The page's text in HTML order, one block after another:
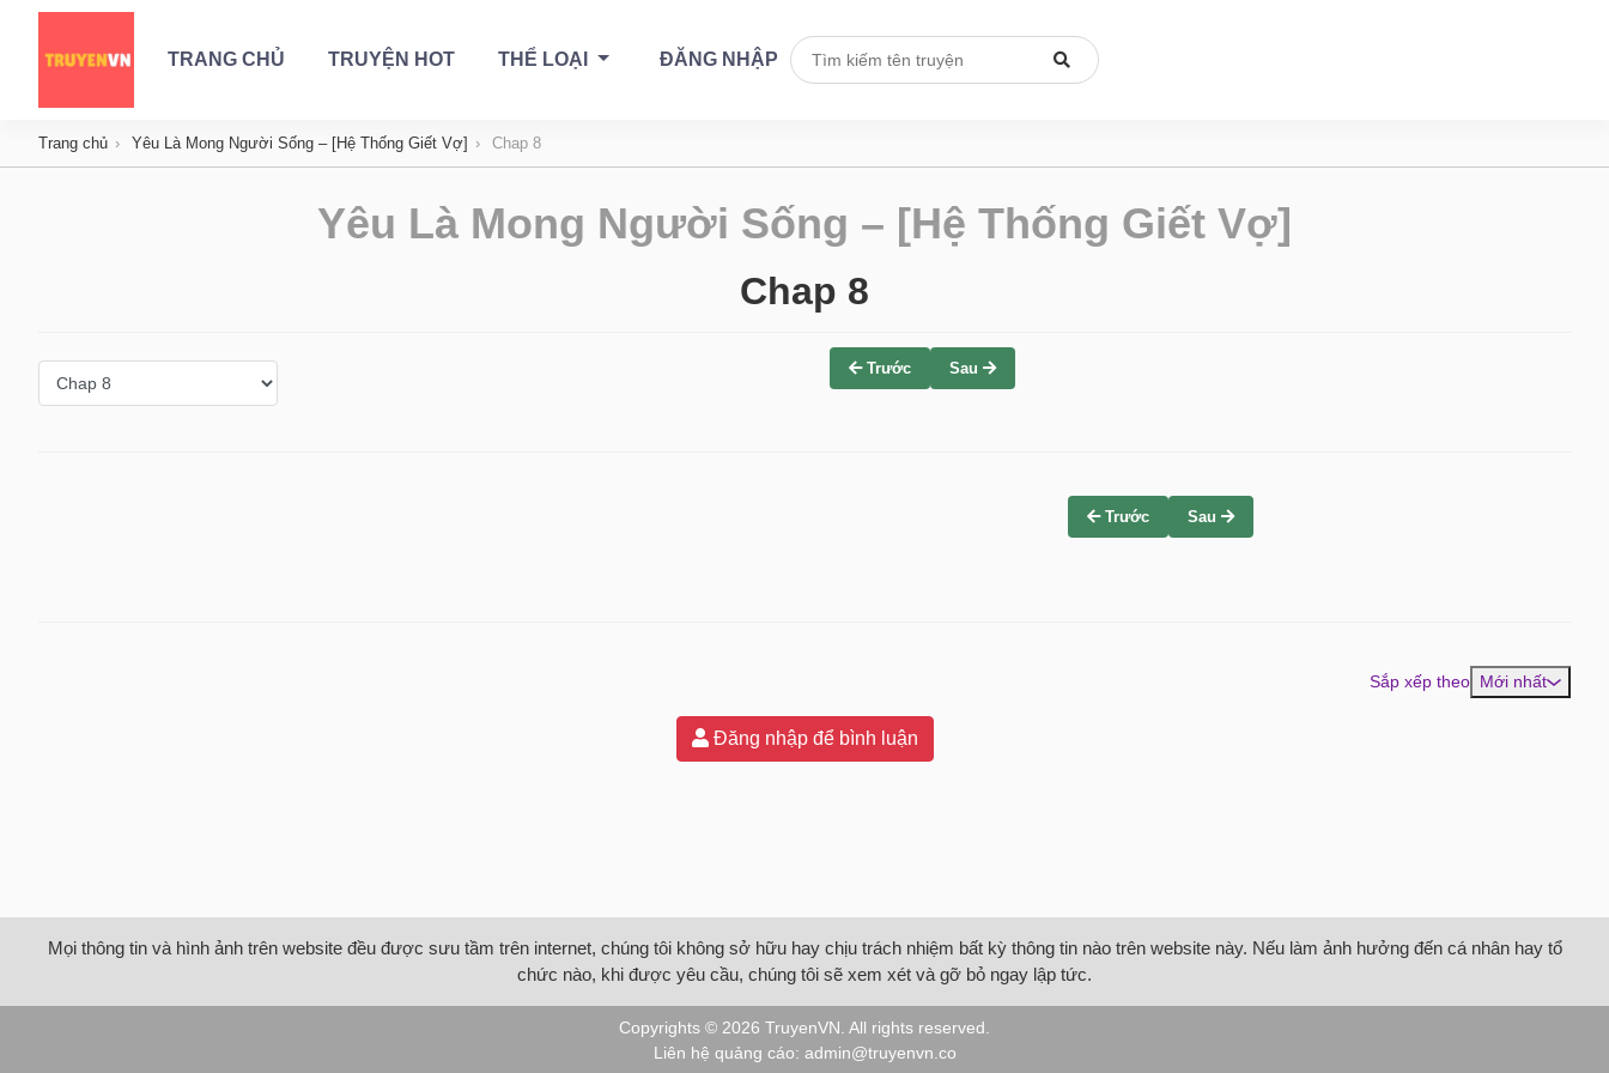
TRANG CHỦ TRUYỆN HOT THỂ LOẠI ĐĂNG NHẬP
Trang chủ Yêu Là Mong Người Sống – [Hệ Thống Giết Vợ] Chap 8
Yêu Là Mong Người Sống – [Hệ Thống Giết Vợ]
Chap 8
Trước Sau
Trước Sau
Sắp xếp theo Mới nhất
Đăng nhập để bình luận
Mọi thông tin và hình ảnh trên website đều được sưu tầm trên internet, chúng tôi không sở hữu hay chịu trách nhiệm bất kỳ thông tin nào trên website này. Nếu làm ảnh hưởng đến cá nhân hay tổ
chức nào, khi được yêu cầu, chúng tôi sẽ xem xét và gỡ bỏ ngay lập tức.
Copyrights © 2026 TruyenVN . All rights reserved.
Liên hệ quảng cáo: admin@truyenvn.co